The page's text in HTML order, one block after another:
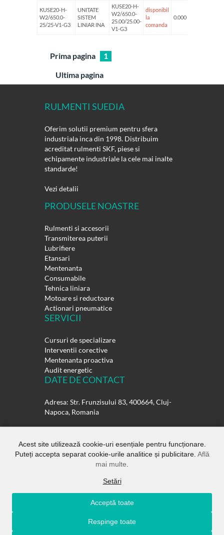
KUSE20-H-
W2/650.0-
25/25-V1-G3
UNITATE
SISTEM
LINIAR INA
KUSE20-H-
W2/650.0-
25.00/25.00-
V1-G3
disponibil
la
comanda
0.000 kg
Prima pagina
1
Ultima pagina
RULMENTI SUEDIA
Oferim solutii premium pentru sfera
industriala inca din 1998. Distribuim
acreditat rulmenti SKF, piese si
echipamente industriale la cele mai inalte
standarde!
Vezi detalii
PRODUSELE NOASTRE
Rulmenti si accesorii
Transmiterea puterii
Lubrifiere
Etansari
Mentenanta
Consumabile
Tehnica liniara
Motoare si reductoare
Actionari pneumatice
SERVICII
Cursuri de specializare
Interventii corective
Mentenanta proactiva
Audit energetic
DATE DE CONTACT
Adresa: Str. Frunzisului 83, 400664, Cluj-
Napoca, Romania
Telefon:
0264-432358
0264-432359
E-mail:office@rulmentisuedia.ro
Rulmenti Suedia SRL.
Rights Reserved
Acest site utilizează cookie-uri esențiale pentru funcționare.
Puteți accepta separat cookie-urile analitice și publicitare. Află
mai multe
Setări
Acceptă toate
Respinge toate